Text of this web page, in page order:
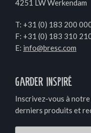
4251 LW Werkendam
T: +31 (0) 183 200
F: +31 (0) 183 310
E: info@bresc.com
Garder inspiré
Inscrivez-vous à
derniers produits et